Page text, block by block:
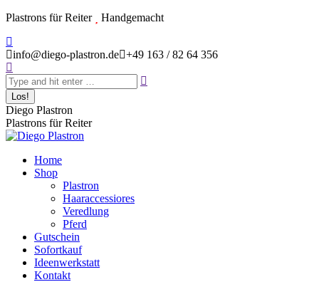
Zum
springen
Plastrons für Reiter
Handgemacht
page
in
new
window
info@diego-plastron.de +49 163 / 82 64 356
Search:
Diego Plastron
Plastrons für Reiter
Home
Shop
Plastron
Haaraccessiores
Veredlung
Pferd
Gutschein
Sofortkauf
Ideenwerkstatt
Kontakt